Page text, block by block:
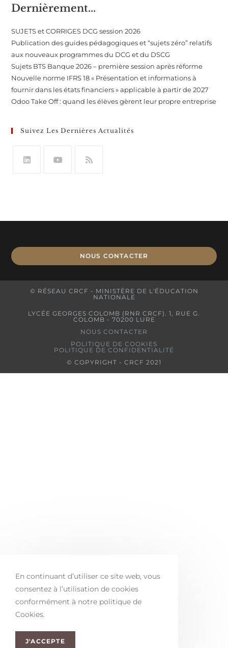
Dernièrement...
SUJETS et CORRIGES DCG session 2026
Publication des guides pédagogiques et “sujets zéro” relatifs
aux nouveaux programmes du DCG et du DSCG
Sujets BTS Banque 2026 – première session après réforme
Nouvelle norme IFRS 18 « Présentation et informations à
fournir dans les états financiers » applicable à partir de 2027
Odoo Take Off : quand les élèves gèrent leur propre entreprise
Suivez Les Dernières Actualités
NOUS CONTACTER
© RÉSEAU CRCF - MINISTÈRE DE L'ÉDUCATION
NATIONALE
LYCÉE GEORGES COLOMB (RNR CRCF). 1, RUE G.
COLOMB - 70200 LURE
NOUS CONTACTER
POLITIQUE DE COOKIES
POLITIQUE DE CONFIDENTIALITÉ
© COPYRIGHT - CRCF 2021
En continuant d’utiliser ce site web, vous
consentez à l’utilisation de cookies
conformément à notre politique de
Cookies.
J'ACCEPTE